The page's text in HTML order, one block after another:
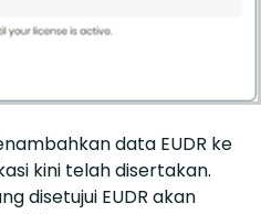
data EUDR ke
kini telah disertakan.
disetujui EUDR akan